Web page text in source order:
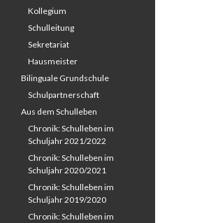
Kollegium
Schulleitung
Sekretariat
Hausmeister
Bilinguale Grundschule
Schulpartnerschaft
Aus dem Schulleben
Chronik: Schulleben im
Schuljahr 2021/2022
Chronik: Schulleben im
Schuljahr 2020/2021
Chronik: Schulleben im
Schuljahr 2019/2020
Chronik: Schulleben im